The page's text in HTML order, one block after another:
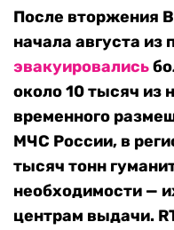
После вторжения
начала августа из
эвакуировались
около 10 тысяч из
временного
МЧС России, в
тысяч тонн
необходимости —
центрам выдачи.